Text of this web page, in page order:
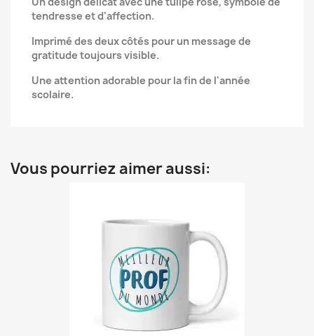
tendresse et d'affection.
Imprimé des deux côtés pour un message de
gratitude toujours visible.
Une attention adorable pour la fin de l'année
scolaire.
Vous pourriez aimer aussi: